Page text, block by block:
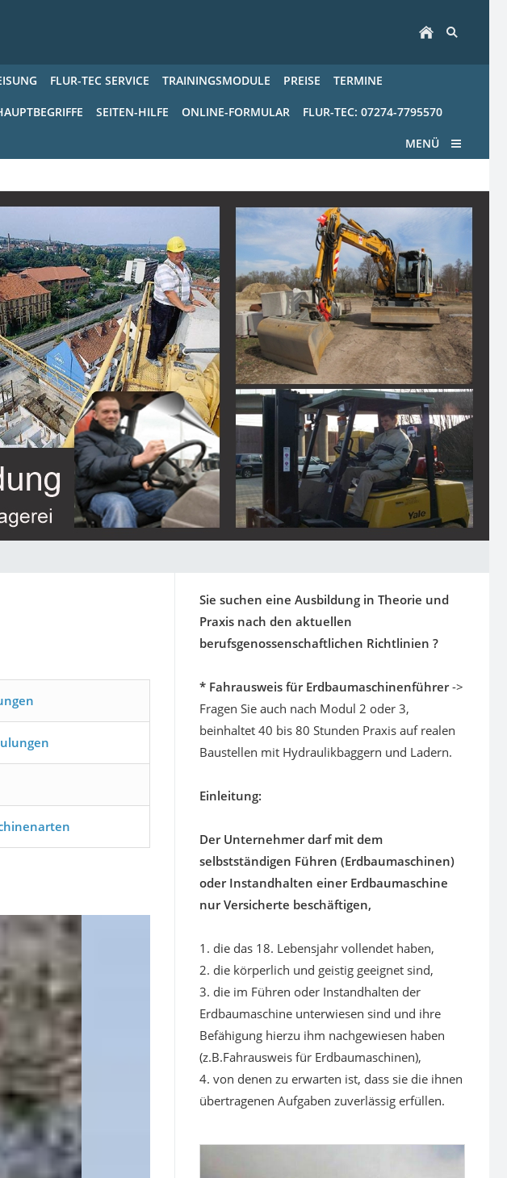
FLUR-TEC SERVICE TRAININGSMODULE PREISE TERMINE
SEITEN-HILFE ONLINE-FORMULAR FLUR-TEC: 07274-7795570
MENÜ
Sie suchen eine Ausbildung in Theorie und
Praxis nach den aktuellen
berufsgenossenschaftlichen Richtlinien ?
* Fahrausweis für Erdbaumaschinenführer->
Fragen Sie auch nach Modul 2 oder 3,
beinhaltet 40 bis 80 Stunden Praxis auf realen
Baustellen mit Hydraulikbaggern und Ladern.
Einleitung:
Der Unternehmer darf mit dem
selbstständigen Führen (Erdbaumaschinen)
oder Instandhalten einer Erdbaumaschine
nur Versicherte beschäftigen,
1. die das 18. Lebensjahr vollendet haben,
2. die körperlich und geistig geeignet sind,
3. die im Führen oder Instandhalten der
Erdbaumaschine unterwiesen sind und ihre
Befähigung hierzu ihm nachgewiesen haben
(z.B.Fahrausweis für Erdbaumaschinen),
4. von denen zu erwarten ist, dass sie die ihnen
übertragenen Aufgaben zuverlässig erfüllen.